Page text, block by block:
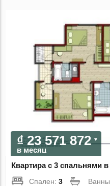
₫ 23 571 872
в месяц
Квартира с 3 спальнями
Спален:3